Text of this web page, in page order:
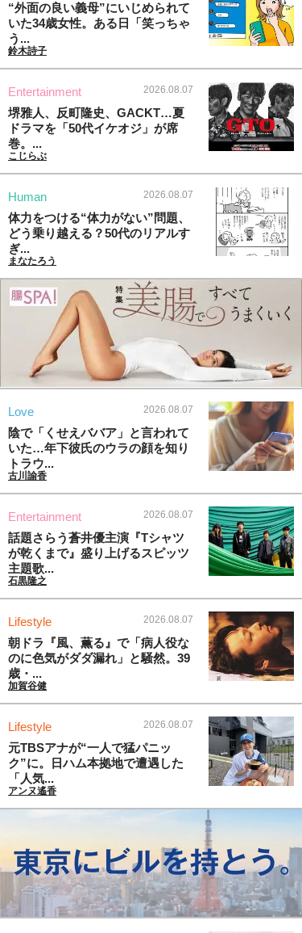
“外面の良い義母”にいじめられて
いた34歳女性。ある日「笑っちゃ
う...
鈴木詩子
Entertainment 2026.08.07
堺雅人、反町隆史、GACKT…夏
ドラマを「50代イケオジ」が席
巻。...
こじらぶ
Human 2026.08.07
体力をつける“体力がない”問題、
どう乗り越える？50代のリアルす
ぎ...
まなたろう
Love 2026.08.07
陰で「くせえババア」と言われて
いた…年下彼氏のウラの顔を知り
トラウ...
古川諭香
Entertainment 2026.08.07
話題さらう蒼井優主演『Tシャツ
が乾くまで』盛り上げるスピッツ
主題歌...
石黒隆之
Lifestyle 2026.08.07
朝ドラ『風、薫る』で「病人役な
のに色気がダダ漏れ」と騒然。39
歳・...
加賀谷健
Lifestyle 2026.08.07
元TBSアナが“一人で猛パニッ
ク”に。日ハム本拠地で遭遇した
「人気...
アンヌ遙香